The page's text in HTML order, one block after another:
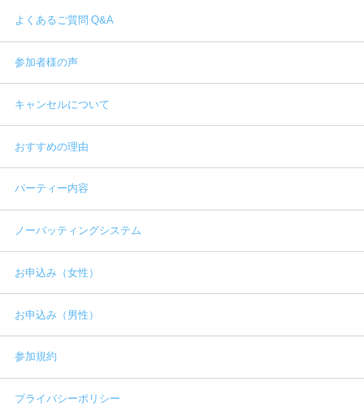
よくあるご質問 Q&A
参加者様の声
キャンセルについて
おすすめの理由
パーティー内容
ノーバッティングシステム
お申込み（女性）
お申込み（男性）
参加規約
プライバシーポリシー